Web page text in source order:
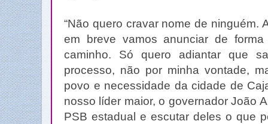
“Não quero cravar nome de ninguém.
em breve vamos anunciar de
caminho. Só quero adiantar que
processo, não por minha vontade,
povo e necessidade da cidade de
nosso líder maior, o governador João
PSB estadual e escutar deles o que